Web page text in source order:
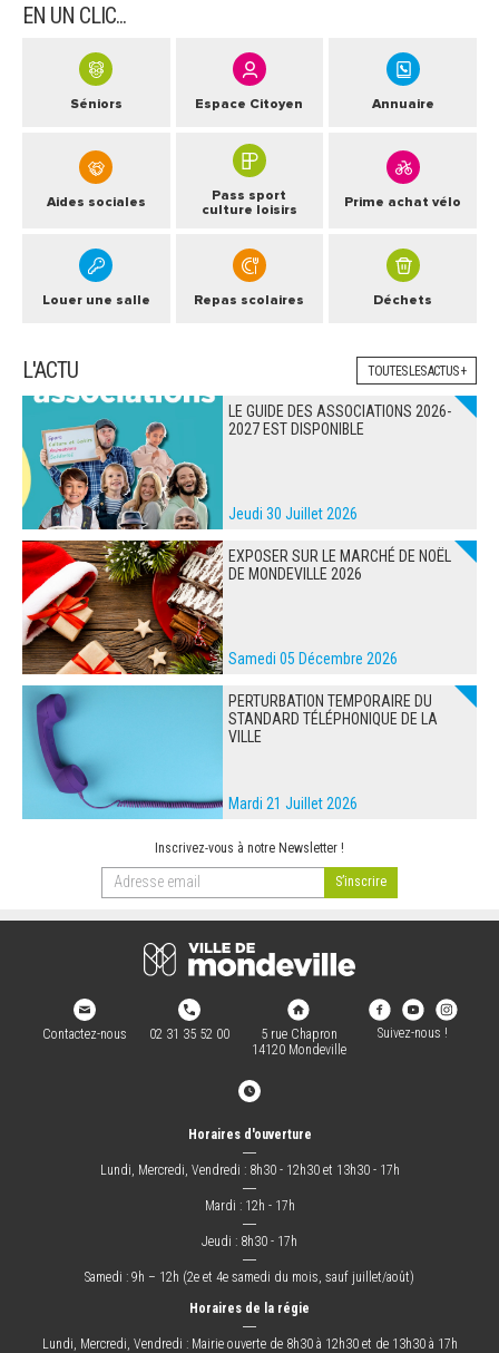
EN UN CLIC...
Séniors Espace Citoyen Annuaire
Aides sociales
Pass sport
culture loisirs
Prime achat vélo
Louer une salle Repas scolaires Déchets
L'ACTU TOUTES LES ACTUS +
LE GUIDE DES ASSOCIATIONS 2026-
2027 EST DISPONIBLE
Jeudi 30 Juillet 2026
EXPOSER SUR LE MARCHÉ DE NOËL
DE MONDEVILLE 2026
Samedi 05 Décembre 2026
PERTURBATION TEMPORAIRE DU
STANDARD TÉLÉPHONIQUE DE LA
VILLE
Mardi 21 Juillet 2026
Inscrivez-vous à notre Newsletter !
Contactez-nous 02 31 35 52 00
5 rue Chapron
14120 Mondeville
Suivez-nous !
Horaires d'ouverture
―
Lundi, Mercredi, Vendredi : 8h30 - 12h30 et 13h30 - 17h
―
Mardi : 12h - 17h
―
Jeudi : 8h30 - 17h
―
Samedi : 9h – 12h (2e et 4e samedi du mois, sauf juillet/août)
Horaires de la régie
―
Lundi, Mercredi, Vendredi : Mairie ouverte de 8h30 à 12h30 et de 13h30 à 17h